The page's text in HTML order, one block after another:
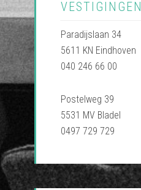
VESTIGINGEN
Paradijslaan 34
5611 KN Eindhoven
040 246 66 00
Postelweg 39
5531 MV Bladel
0497 729 729